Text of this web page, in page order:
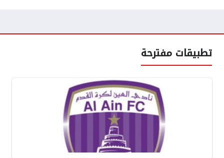
تطبيقات مفترحة